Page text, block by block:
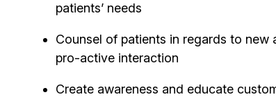
patients’ needs
Counsel of patients in regards to
pro-active interaction
Create awareness and educate